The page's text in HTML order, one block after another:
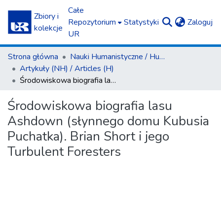
Zbiory i
kolekcje
Całe
Repozytorium
UR
Statystyki Zaloguj
Strona główna
Nauki Humanistyczne / Humanities
Artykuły (NH) / Articles (H)
Środowiskowa biografia lasu Ashdown (słynnego domu Kubusia Puchatka). Brian Short i jego Turbulent Foresters
Środowiskowa biografia lasu
Ashdown (słynnego domu Kubusia
Puchatka). Brian Short i jego
Turbulent Foresters